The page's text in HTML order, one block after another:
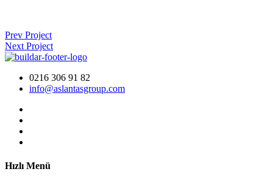
Prev Project
Next Project
0216 306 91 82
info@aslantasgroup.com
Hızlı Menü